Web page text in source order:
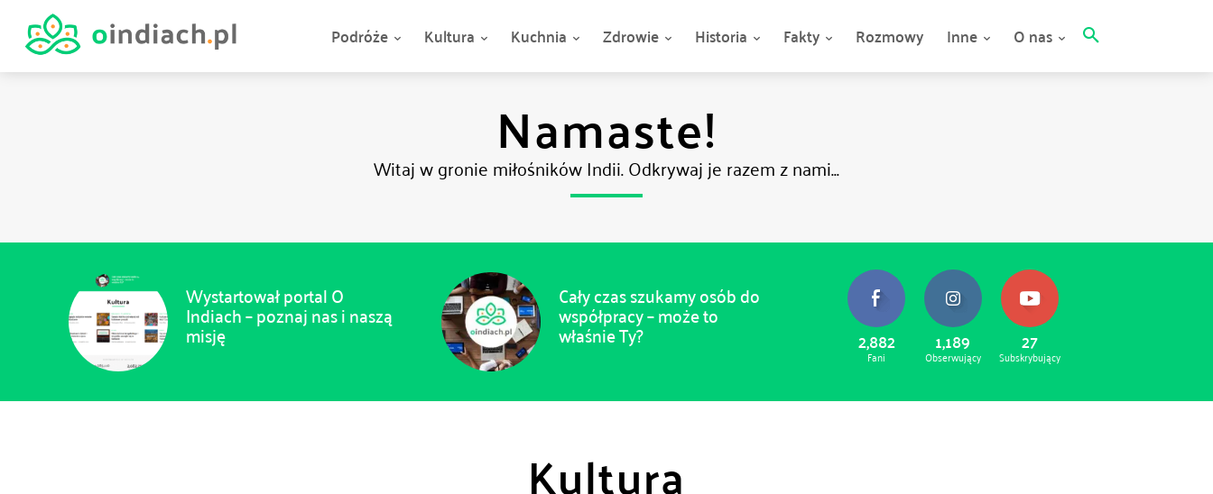
Podróże Kultura Kuchnia Zdrowie Historia Fakty Rozmowy Inne O nas
Namaste!
Witaj w gronie miłośników Indii. Odkrywaj je razem z nami...
Wystartował portal O
Indiach – poznaj nas i naszą
misję
Cały czas szukamy osób do
współpracy – może to
właśnie Ty? 2,882
Fani
1,189
Obserwujący
27
Subskrybujący
Kultura